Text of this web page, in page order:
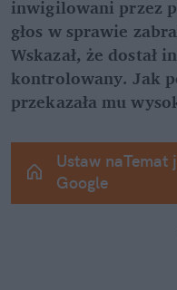
inwigilowani przez
głos w sprawie
Wskazał, że dostał
kontrolowany. Jak
przekazała mu
Ustaw naTemat
Google